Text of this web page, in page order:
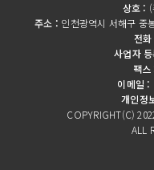
상호 :
주소 : 인천광역시 서해구 중
전
사업자
팩스
이메일 :
개인정
COPYRIGHT(C)
ALL